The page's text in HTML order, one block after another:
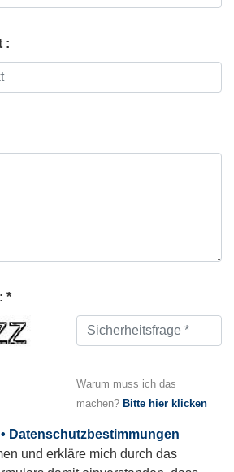
:
*
Warum muss ich das
machen? Bitte hier klicken
• Datenschutzbestimmungen
und erkläre mich durch das